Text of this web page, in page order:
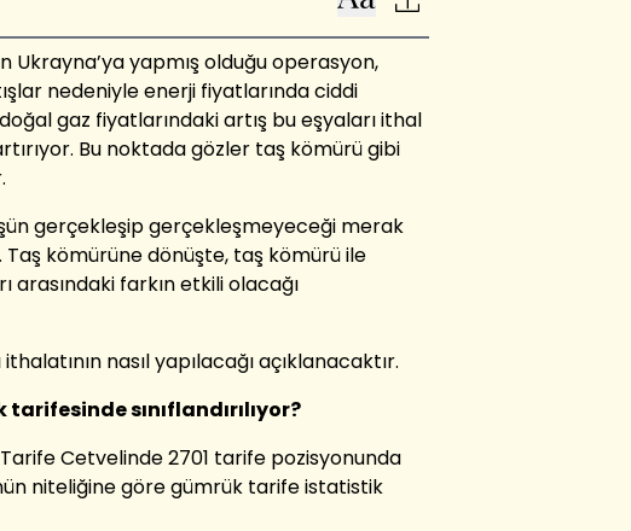
Ukrayna’ya yapmış olduğu operasyon,
nedeniyleenerji fiyatlarındaciddi
gaz fiyatlarındaki artış bu eşyaları ithal
Bu noktadagözler taş kömürü gibi
gerçekleşip gerçekleşmeyeceği merak
Taş kömürüne dönüşte, taş kömürüile
arasındaki farkın etkili olacağı
ithalatının nasıl yapılacağı açıklanacaktır.
sınıflandırılıyor?
Cetvelinde2701 tarife pozisyonunda
niteliğine göre gümrük tarife istatistik